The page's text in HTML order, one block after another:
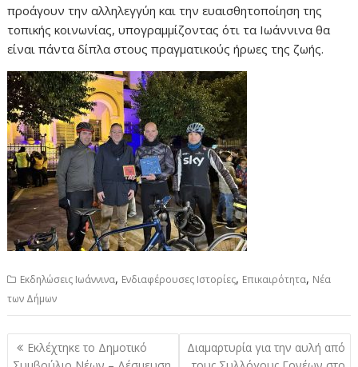
προάγουν την αλληλεγγύη και την ευαισθητοποίηση της
τοπικής κοινωνίας, υπογραμμίζοντας ότι τα Ιωάννινα θα
είναι πάντα δίπλα στους πραγματικούς ήρωες της ζωής.
Εκδηλώσεις Ιωάννινα, Ενδιαφέρουσες Ιστορίες, Επικαιρότητα, Νέα
των Δήμων
Πλοήγηση
Εκλέχτηκε το Δημοτικό
Διαμαρτυρία για την αυλή από